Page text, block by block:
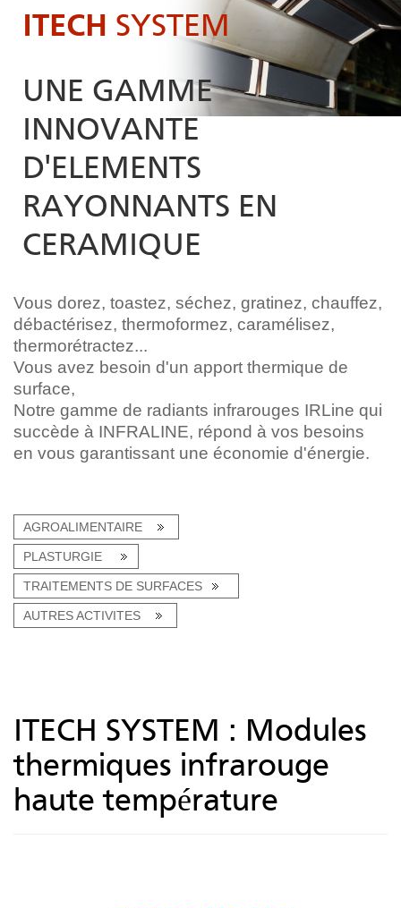
ITECH SYSTEM
UNE GAMME
INNOVANTE
D'ELEMENTS
RAYONNANTS EN
CERAMIQUE
Vous dorez, toastez, séchez, gratinez, chauffez,
débactérisez, thermoformez, caramélisez,
thermorétractez...
Vous avez besoin d'un apport thermique de
surface,
Notre gamme de radiants infrarouges IRLine qui
succède à INFRALINE, répond à vos besoins
en vous garantissant une économie d'énergie.
AGROALIMENTAIRE
PLASTURGIE
TRAITEMENTS DE SURFACES
AUTRES ACTIVITES
ITECH SYSTEM : Modules
thermiques infrarouge
haute température